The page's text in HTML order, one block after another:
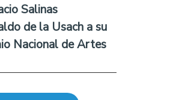
Salinas
de la Usach a su
Nacional de Artes